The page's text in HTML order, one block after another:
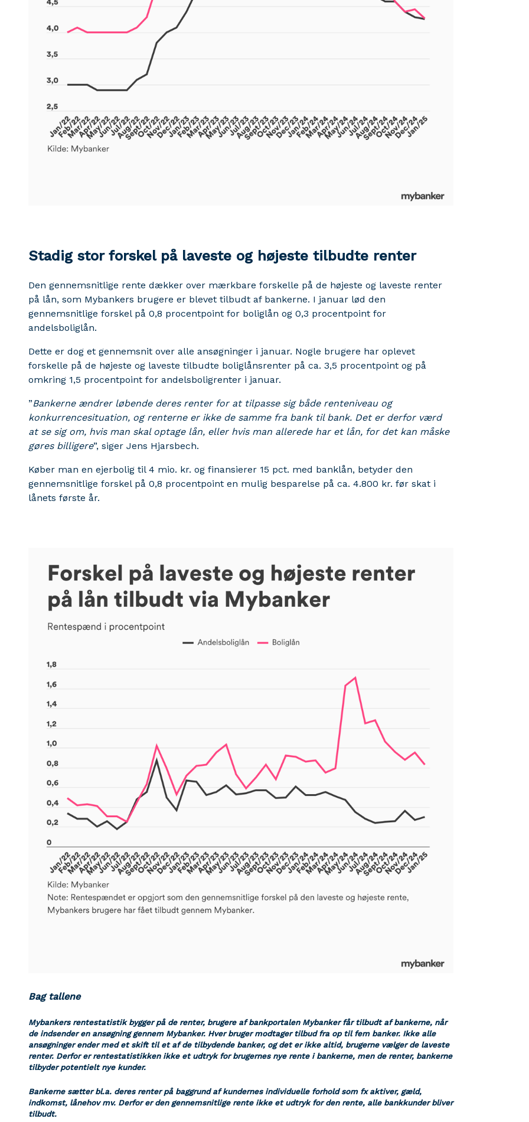
Stadig stor forskel på laveste og højeste tilbudte renter
Den gennemsnitlige rente dækker over mærkbare forskelle på de højeste og laveste renter
på lån, som Mybankers brugere er blevet tilbudt af bankerne. I januar lød den
gennemsnitlige forskel på 0,8 procentpoint for boliglån og 0,3 procentpoint for
andelsboliglån.
Dette er dog et gennemsnit over alle ansøgninger i januar. Nogle brugere har oplevet
forskelle på de højeste og laveste tilbudte boliglånsrenter på ca. 3,5 procentpoint og på
omkring 1,5 procentpoint for andelsboligrenter i januar.
”Bankerne ændrer løbende deres renter for at tilpasse sig både renteniveau og
konkurrencesituation, og renterne er ikke de samme fra bank til bank. Det er derfor værd
at se sig om, hvis man skal optage lån, eller hvis man allerede har et lån, for det kan måske
gøres billigere”, siger Jens Hjarsbech.
Køber man en ejerbolig til 4 mio. kr. og finansierer 15 pct. med banklån, betyder den
gennemsnitlige forskel på 0,8 procentpoint en mulig besparelse på ca. 4.800 kr. før skat i
lånets første år.
Bag tallene
Mybankers rentestatistik bygger på de renter, brugere af bankportalen Mybanker får tilbudt af bankerne, når
de indsender en ansøgning gennem Mybanker. Hver bruger modtager tilbud fra op til fem banker. Ikke alle
ansøgninger ender med et skift til et af de tilbydende banker, og det er ikke altid, brugerne vælger de laveste
renter. Derfor er rentestatistikken ikke et udtryk for brugernes nye rente i bankerne, men de renter, bankerne
tilbyder potentielt nye kunder.
Bankerne sætter bl.a. deres renter på baggrund af kundernes individuelle forhold som fx aktiver, gæld,
indkomst, lånehov mv. Derfor er den gennemsnitlige rente ikke et udtryk for den rente, alle bankkunder bliver
tilbudt.